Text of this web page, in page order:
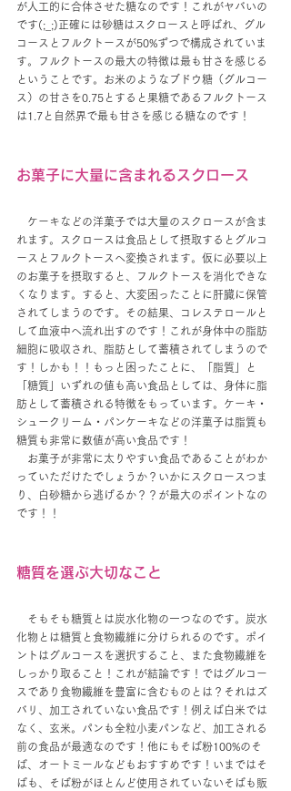
が人工的に合体させた糖なのです！これがヤバいの
です(;_;)正確には砂糖はスクロースと呼ばれ、グル
コースとフルクトースが50%ずつで構成されていま
す。フルクトースの最大の特徴は最も甘さを感じる
ということです。お米のようなブドウ糖（グルコー
ス）の甘さを0.75とすると果糖であるフルクトース
は1.7と自然界で最も甘さを感じる糖なのです！
お菓子に大量に含まれるスクロース
ケーキなどの洋菓子では大量のスクロースが含ま
れます。スクロースは食品として摂取するとグルコ
ースとフルクトースへ変換されます。仮に必要以上
のお菓子を摂取すると、フルクトースを消化できな
くなります。すると、大変困ったことに肝臓に保管
されてしまうのです。その結果、コレステロールと
して血液中へ流れ出すのです！これが身体中の脂肪
細胞に吸収され、脂肪として蓄積されてしまうので
す！しかも！！もっと困ったことに、「脂質」と
「糖質」いずれの値も高い食品としては、身体に脂
肪として蓄積される特徴をもっています。ケーキ・
シュークリーム・パンケーキなどの洋菓子は脂質も
糖質も非常に数値が高い食品です！
お菓子が非常に太りやすい食品であることがわか
っていただけたでしょうか？いかにスクロースつま
り、白砂糖から逃げるか？？が最大のポイントなの
です！！
糖質を選ぶ大切なこと
そもそも糖質とは炭水化物の一つなのです。炭水
化物とは糖質と食物繊維に分けられるのです。ポイ
ントはグルコースを選択すること、また食物繊維を
しっかり取ること！これが結論です！ではグルコー
スであり食物繊維を豊富に含むものとは？それはズ
バリ、加工されていない食品です！例えば白米では
なく、玄米。パンも全粒小麦パンなど、加工される
前の食品が最適なのです！他にもそば粉100%のそ
ば、オートミールなどもおすすめです！いまではそ
ばも、そば粉がほとんど使用されていないそばも販